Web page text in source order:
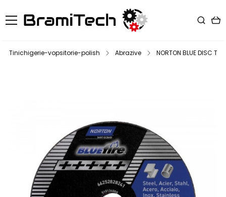
Tinichigerie-vopsitorie-polish Abrazive NORTON BLUE DISC